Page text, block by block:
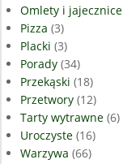
Omlety i jajecznice
Pizza (3)
Placki (3)
Porady (34)
Przekąski (18)
Przetwory (12)
Tarty wytrawne (6)
Uroczyste (16)
Warzywa (66)